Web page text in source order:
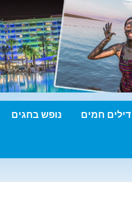
דילים חמים נופש בחגים